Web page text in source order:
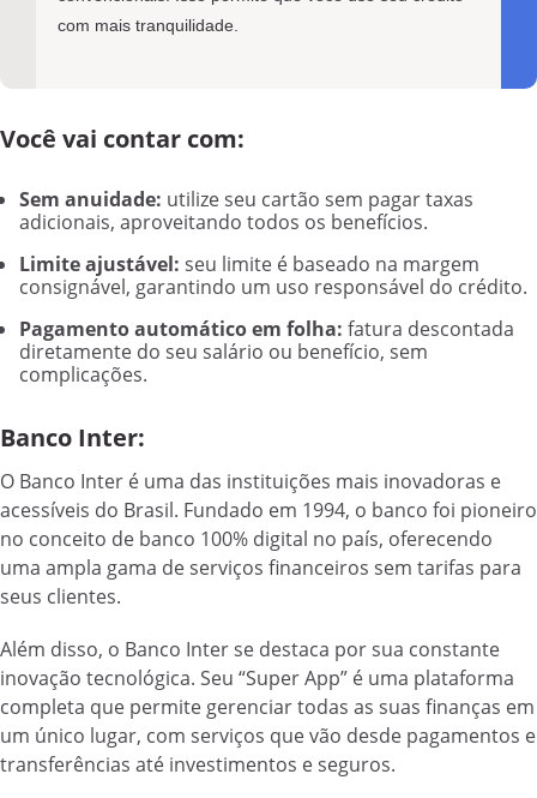
com mais tranquilidade.
Você vai contar com:
Sem anuidade: utilize seu cartão sem pagar taxas
adicionais, aproveitando todos os benefícios.
Limite ajustável: seu limite é baseado na margem
consignável, garantindo um uso responsável do crédito.
Pagamento automático em folha: fatura descontada
diretamente do seu salário ou benefício, sem
complicações.
Banco Inter:
O Banco Inter é uma das instituições mais inovadoras e
acessíveis do Brasil. Fundado em 1994, o banco foi pioneiro
no conceito de banco 100% digital no país, oferecendo
uma ampla gama de serviços financeiros sem tarifas para
seus clientes.
Além disso, o Banco Inter se destaca por sua constante
inovação tecnológica. Seu “Super App” é uma plataforma
completa que permite gerenciar todas as suas finanças em
um único lugar, com serviços que vão desde pagamentos e
transferências até investimentos e seguros.